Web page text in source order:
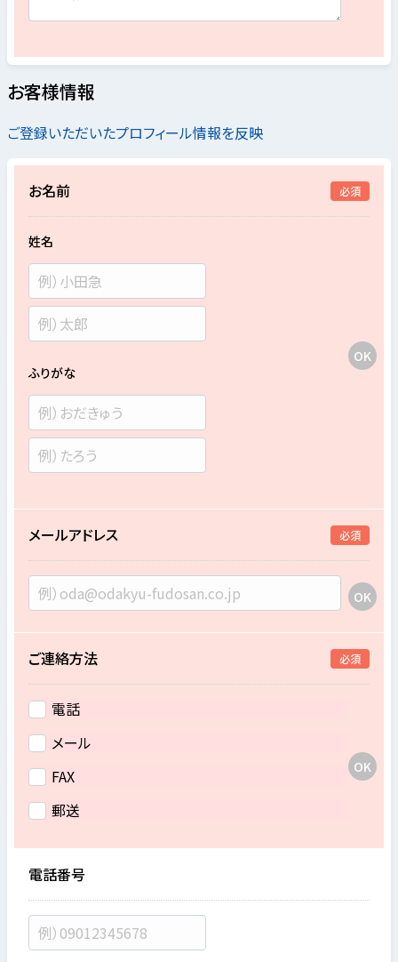
お客様情報
ご登録いただいたプロフィール情報を反映
お名前 必須
姓名
ふりがな
メールアドレス 必須
ご連絡方法 必須
電話
メール
FAX
郵送
電話番号